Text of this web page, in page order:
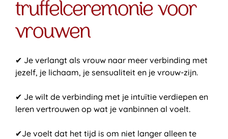
truffelceremonie voor
vrouwen
✔ Je verlangt als vrouw naar meer verbinding met
jezelf, je lichaam, je sensualiteit en je vrouw-zijn.
✔ Je wilt de verbinding met je intuïtie verdiepen en
leren vertrouwen op wat je vanbinnen al voelt.
✔Je voelt dat het tijd is om niet langer alleen te